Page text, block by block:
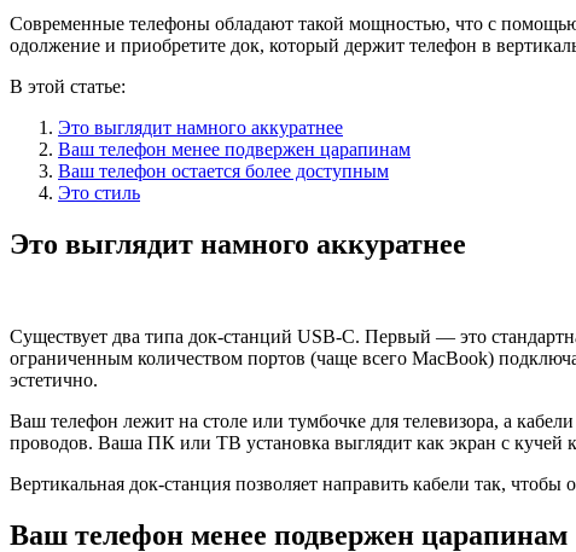
Современные телефоны обладают такой мощностью, что с
одолжение и приобретите док, который держит телефон в
В этой статье:
Это выглядит намного аккуратнее
Ваш телефон менее подвержен царапинам
Ваш телефон остается более доступным
Это стиль
Это выглядит намного аккуратнее
Существует два типа док-станций USB-C. Первый — это
ограниченным количеством портов (чаще всего MacBook)
эстетично.
Ваш телефон лежит на столе или тумбочке для телевизора, а
проводов. Ваша ПК или ТВ установка выглядит как экран с кучей
Вертикальная док-станция позволяет направить кабели так,
Ваш телефон менее подвержен царапинам